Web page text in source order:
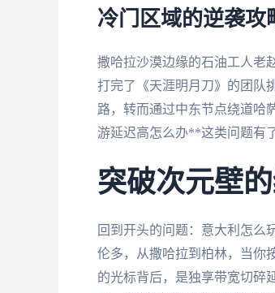
冷门区域的逆袭攻
撒哈拉沙漠边缘的石油工人老
打完了《天涯明月刀》的团队
路，转而通过中东节点绕道哈
游延迟高怎么办**这类问题有
突破次元壁
回到开头的问题：意大利怎么
伦多，从撒哈拉到柏林，当你
的光标背后，是独享带宽切碎